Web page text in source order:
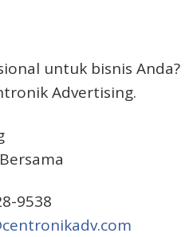
untuk bisnis Anda?
Advertising.
9538